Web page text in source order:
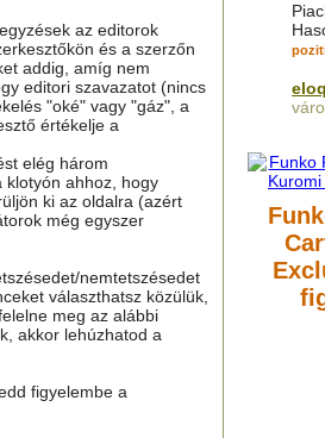
az editorok
és a szerzőn
addig, amíg nem
editori szavazatot (nincs
"oké" vagy "gáz", a
értékelje a
elég három
klotyón ahhoz, hogy
ki az oldalra (azért
még egyszer
nemtetszésedet
választhatsz közülük,
meg az alábbi
akkor lehúzhatod a
figyelembe a